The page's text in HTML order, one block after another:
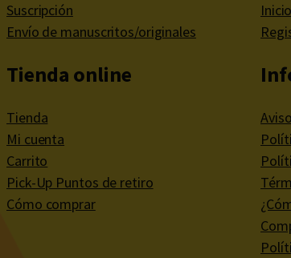
Suscripción
Envío de manuscritos/originales
Tienda online
Tienda
Mi cuenta
Carrito
Pick-Up Puntos de retiro
Cómo comprar